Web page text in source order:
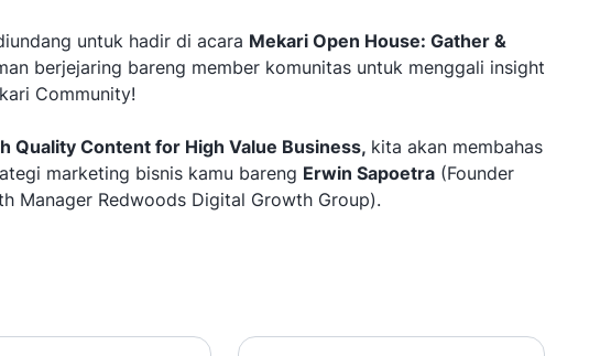
untuk hadir di acara Mekari Open House: Gather &
berjejaring bareng member komunitas untuk menggali insight
Community!
Quality Content for High Value Business, kita akan membahas
marketing bisnis kamu bareng Erwin Sapoetra (Founder
Manager Redwoods Digital Growth Group).